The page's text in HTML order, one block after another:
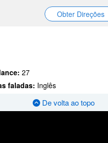
Obter Direções
27
faladas: Inglês
De volta ao topo